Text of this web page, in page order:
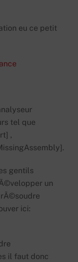
eu ce petit
tel que
,
gentils
un
ici:
il faut donc